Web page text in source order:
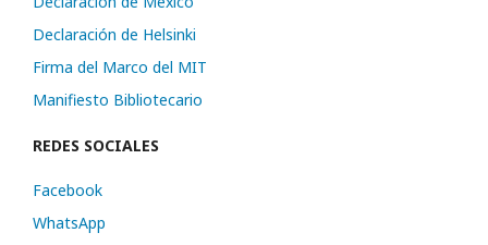
Declaración de Helsinki
Firma del Marco del MIT
Manifiesto Bibliotecario
REDES SOCIALES
Facebook
WhatsApp